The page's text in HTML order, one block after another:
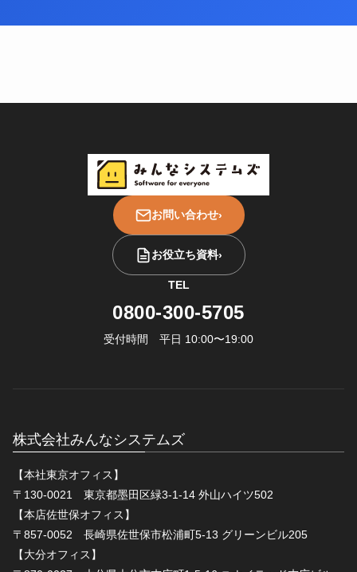
お問い合わせ›
お役立ち資料›
TEL
0800-300-5705
受付時間 平日 10:00〜19:00
株式会社みんなシステムズ
【本社東京オフィス】
〒130-0021 東京都墨田区緑3-1-14 外山ハイツ502
【本店佐世保オフィス】
〒857-0052 長崎県佐世保市松浦町5-13 グリーンビル205
【大分オフィス】